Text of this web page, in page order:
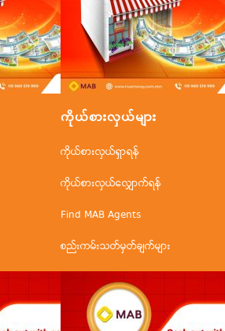
ကိုယ်စားလှယ်များ
ကိုယ်စားလှယ်ရှာရန်
ကိုယ်စားလှယ်လျှောက်ရန်
Find MAB Agents
စည်းကမ်းသတ်မှတ်ချက်များ